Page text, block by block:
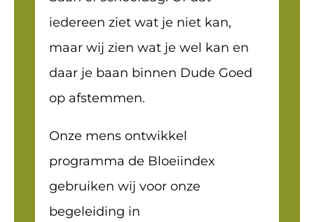
iedereen ziet wat je niet kan,
maar wij zien wat je wel kan en
daar je baan binnen Dude Goed
op afstemmen.
Onze mens ontwikkel
programma de Bloeiindex
gebruiken wij voor onze
begeleiding in